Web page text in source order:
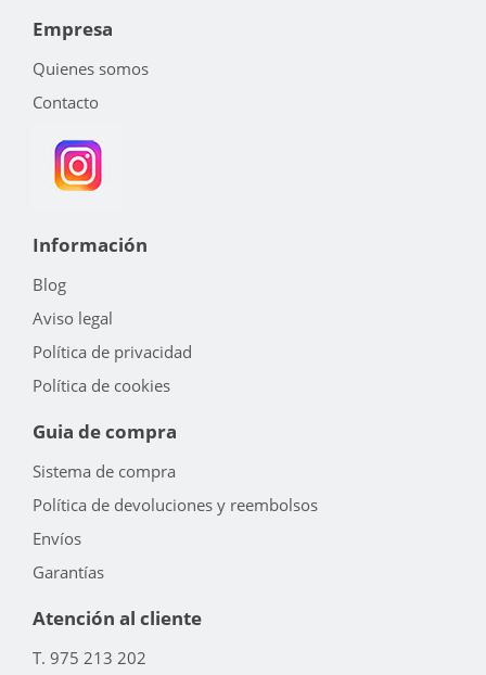
Empresa
Quienes somos
Contacto
Información
Blog
Aviso legal
Política de privacidad
Política de cookies
Guia de compra
Sistema de compra
Política de devoluciones y reembolsos
Envíos
Garantías
Atención al cliente
T. 975 213 202